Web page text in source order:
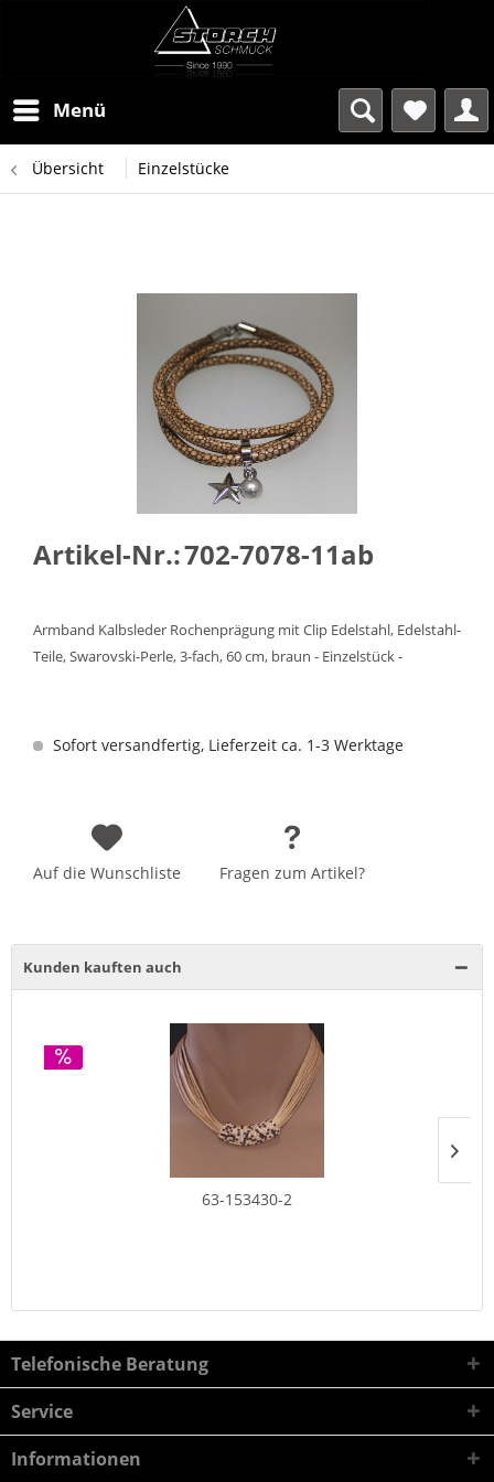
Menü
Übersicht Einzelstücke
Artikel-Nr.:702-7078-11ab
Armband Kalbsleder Rochenprägung mit Clip Edelstahl, Edelstahl-
Teile, Swarovski-Perle, 3-fach, 60 cm, braun - Einzelstück -
Sofort versandfertig, Lieferzeit ca. 1-3 Werktage
Auf die Wunschliste Fragen zum Artikel?
Kunden kauften auch
63-153430-2
Telefonische Beratung
Service
Informationen